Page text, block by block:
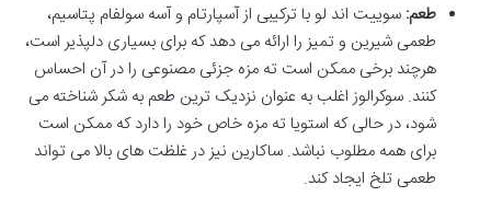
طعم: سوییت اند لو با ترکیبی از آسپارتام و آسه سولفام پتاسیم،
طعمی شیرین و تمیز را ارائه می دهد که برای بسیاری دلپذیر است،
هرچند برخی ممکن است ته مزه جزئی مصنوعی را در آن احساس
کنند. سوکرالوز اغلب به عنوان نزدیک ترین طعم به شکر شناخته می
شود، در حالی که استویا ته مزه خاص خود را دارد که ممکن است
برای همه مطلوب نباشد. ساکارین نیز در غلظت های بالا می تواند
طعمی تلخ ایجاد کند.